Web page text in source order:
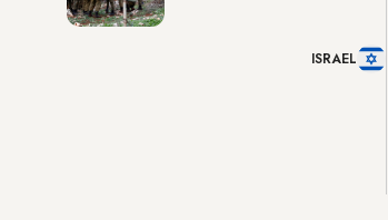
ISRAEL